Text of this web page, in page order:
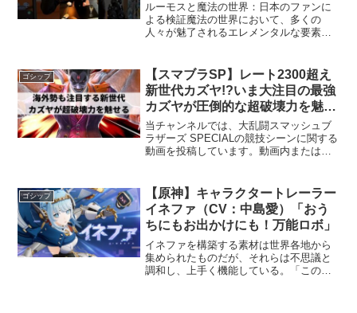
ルーモスと魔法の世界：日本のファンに
よる検証魔法の世界において、多くの
人々が魅了されるエレメンタルな要素の
ます。この魔法は、暗闇の中で光を灯す
能力を持ち、特にハリー・ポ...
ゴシップ
【スマブラSP】レート2300超え
新世代カズヤ!?いま大注目の最強
カズヤが圧倒的な超破壊力を魅せ
る【みる カズヤ/選手紹介/ハイラ
イト】
当チャンネルでは、大乱闘スマッシュブ
ラザーズ SPECIALの競技シーンに関する
動画を投稿しています。動画内または概
加え、独自性のあるコンテンツとして、
コミュニティへの...
ゴシップ
【原神】キャラクタートレーラー
イネファ（CV：中島愛）「おう
ちにもお出かけにも！万能ロボ」
イネファを構築する素材は世界各地から
集められたものだが、それらは不思議と
調和し、上手く機能している。「このナ